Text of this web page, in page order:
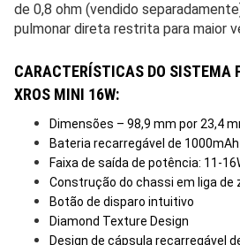
de 0,8 ohm (vendido
pulmonar direta restrita para maior
CARACTERÍSTICAS DO SISTEMA
XROS MINI 16W:
Dimensões – 98,9 mm por 23,4
Bateria recarregável de
Faixa de saída de potência: 11-
Construção do chassi em liga de
Botão de disparo intuitivo
Diamond Texture Design
Design de cápsula recarregável